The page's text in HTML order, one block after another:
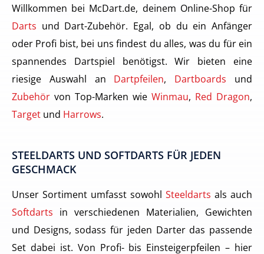
Willkommen bei McDart.de, deinem Online-Shop für
Darts und Dart-Zubehör. Egal, ob du ein Anfänger
oder Profi bist, bei uns findest du alles, was du für ein
spannendes Dartspiel benötigst. Wir bieten eine
riesige Auswahl an Dartpfeilen, Dartboards und
Zubehör von Top-Marken wie Winmau, Red Dragon,
Target und Harrows.
STEELDARTS UND SOFTDARTS FÜR JEDEN
GESCHMACK
Unser Sortiment umfasst sowohl Steeldarts als auch
Softdarts in verschiedenen Materialien, Gewichten
und Designs, sodass für jeden Darter das passende
Set dabei ist. Von Profi- bis Einsteigerpfeilen – hier